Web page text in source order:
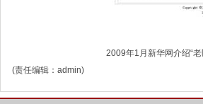
2009年1月新华网介绍“老
(责任编辑：admin)